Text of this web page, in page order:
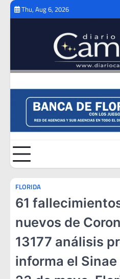
Skip
Thu, Aug 6, 2026
FLORIDA
61
nuevos de
13177 análisis
informa el